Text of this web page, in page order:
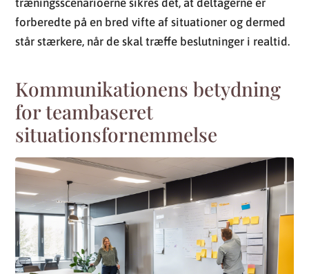
forberedte på en bred vifte af situationer og dermed
står stærkere, når de skal træffe beslutninger i realtid.
Kommunikationens betydning
for teambaseret
situationsfornemmelse